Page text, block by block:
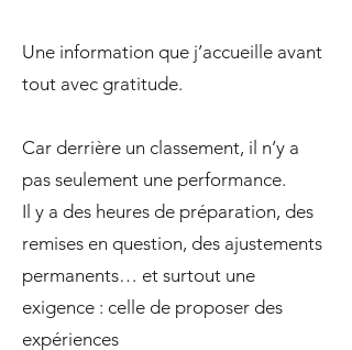
Une information que j’accueille avant
tout avec gratitude.
Car derrière un classement, il n’y a
pas seulement une performance.
Il y a des heures de préparation, des
remises en question, des ajustements
permanents… et surtout une
exigence : celle de proposer des
expériences